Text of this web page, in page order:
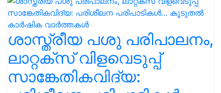
ശാസ്ത്രീയ പശു പരിപാലനം,
ലാറ്റക്സ് വിളവെടുപ്പ്
സാങ്കേതികവിദ്യ: